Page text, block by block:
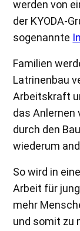
werden von
der KYODA-
sogenannte
Familien
Latrinenbau
Arbeitskraft
das Anlernen
durch den
wiederum
So wird in
Arbeit für
mehr
und somit zu